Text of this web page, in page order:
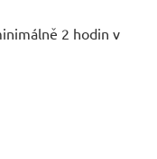
2 hodin v